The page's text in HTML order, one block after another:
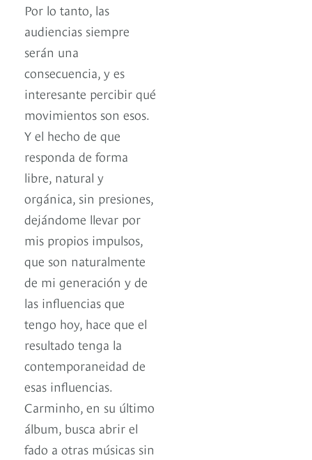
Por lo tanto, las
audiencias siempre
serán una
consecuencia, y es
interesante percibir qué
movimientos son esos.
Y el hecho de que
responda de forma
libre, natural y
orgánica, sin presiones,
dejándome llevar por
mis propios impulsos,
que son naturalmente
de mi generación y de
las influencias que
tengo hoy, hace que el
resultado tenga la
contemporaneidad de
esas influencias.
Carminho, en su último
álbum, busca abrir el
fado a otras músicas sin